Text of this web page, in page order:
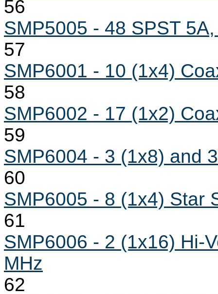
56
SMP5005 - 48 SPST
57
SMP6001 - 10 (1x4)
58
SMP6002 - 17 (1x2)
59
SMP6004 - 3 (1x8) and
60
SMP6005 - 8 (1x4) Star
61
SMP6006 - 2 (1x16) Hi-
MHz
62